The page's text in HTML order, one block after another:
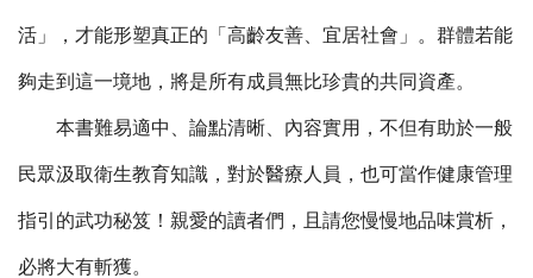
活」，才能形塑真正的「高齡友善、宜居社會」。群體若能
夠走到這一境地，將是所有成員無比珍貴的共同資產。
本書難易適中、論點清晰、內容實用，不但有助於一般
民眾汲取衛生教育知識，對於醫療人員，也可當作健康管理
指引的武功秘笈！親愛的讀者們，且請您慢慢地品味賞析，
必將大有斬獲。